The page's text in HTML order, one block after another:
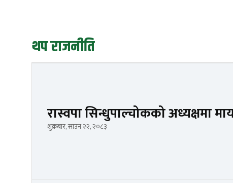
थप राजनीति
रास्वपा सिन्धुपाल्चोकको अध्यक्षमा
शुक्रबार, साउन २२, २०८३